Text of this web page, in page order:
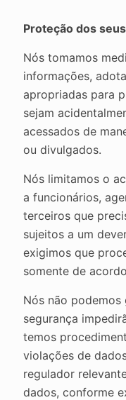
Proteção dos
Nós tomamos
informações,
apropriadas para
sejam
acessados de
ou divulgados.
Nós limitamos o
a funcionários,
terceiros que
sujeitos a um
exigimos que
somente de
Nós não podemos
segurança
temos
violações de
regulador
dados, conforme